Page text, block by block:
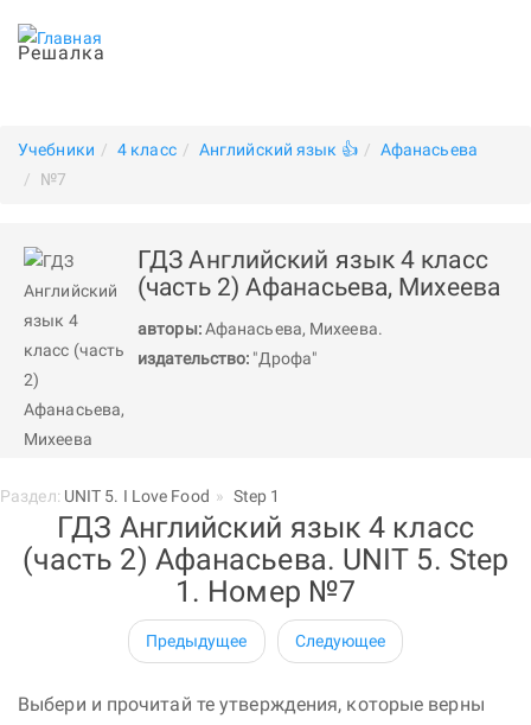
Решалка
Учебники 4 класс Английский язык 👍
Афанасьева
№7
ГДЗ Английский язык 4 класс
(часть 2) Афанасьева, Михеева
авторы:Афанасьева, Михеева.
издательство: "Дрофа"
Раздел: UNIT 5. I Love Food Step 1
ГДЗ Английский язык 4 класс
(часть 2) Афанасьева. UNIT 5. Step
1. Номер №7
Предыдущее Следующее
Выбери и прочитай те утверждения, которые верны